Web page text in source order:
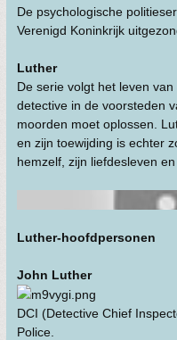
De psychologische
Verenigd Koninkrijk
Luther
De serie volgt het leven
detective in de voorsteden
moorden moet oplossen.
en zijn toewijding is echter
hemzelf, zijn liefdesleven
Luther-hoofdpersonen
John Luther
DCI (Detective Chief
Police.